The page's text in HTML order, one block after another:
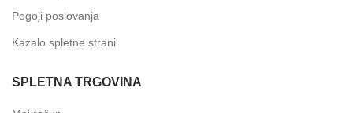
Pogoji poslovanja
Kazalo spletne strani
SPLETNA TRGOVINA